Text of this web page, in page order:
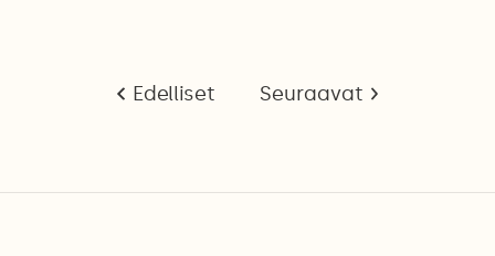
Edelliset Seuraavat